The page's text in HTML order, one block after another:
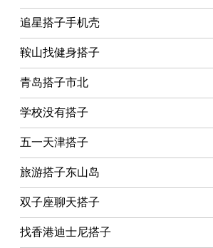
追星搭子手机壳
鞍山找健身搭子
青岛搭子市北
学校没有搭子
五一天津搭子
旅游搭子东山岛
双子座聊天搭子
找香港迪士尼搭子